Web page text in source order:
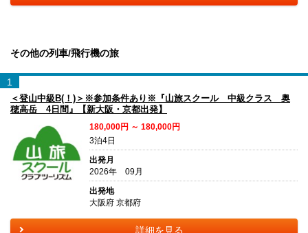
その他の列車/飛行機の旅
1
＜登山中級B(！)＞※参加条件あり※『山旅スクール 中級クラス 奥
穂高岳 4日間』【新大阪・京都出発】
180,000円 ～ 180,000円
3泊4日
出発月
2026年 09月
出発地
大阪府 京都府
詳細を見る